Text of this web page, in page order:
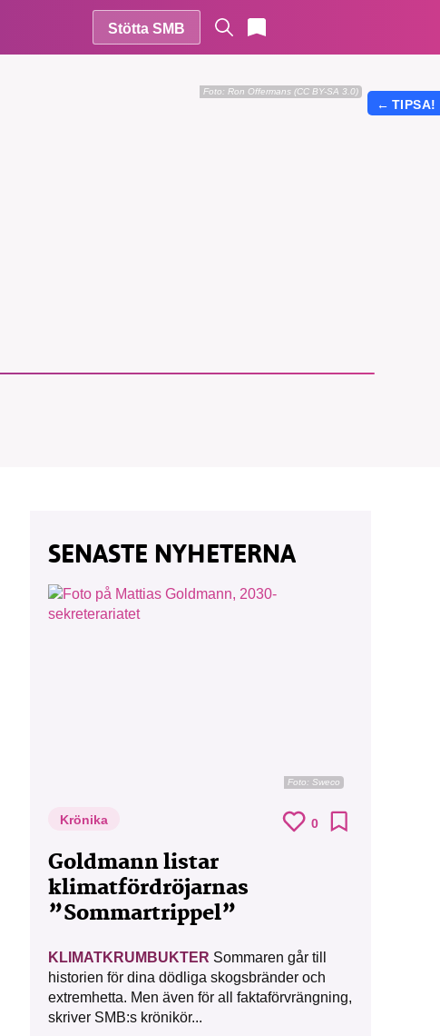
Stötta SMB
Foto: Ron Offermans (CC BY-SA 3.0)
SENASTE NYHETERNA
Foto: Sweco
Krönika 0
Goldmann listar
klimatfördröjarnas
”Sommartrippel”
KLIMATKRUMBUKTER Sommaren går till
historien för dina dödliga skogsbränder och
extremhetta. Men även för all faktaförvrängning,
skriver SMB:s krönikör...
← TIPSA!